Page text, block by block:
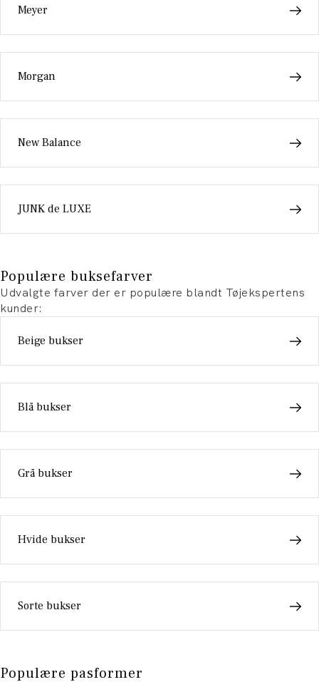
Meyer
Morgan
New Balance
JUNK de LUXE
Populære buksefarver
Udvalgte farver der er populære blandt Tøjekspertens
kunder:
Beige bukser
Blå bukser
Grå bukser
Hvide bukser
Sorte bukser
Populære pasformer